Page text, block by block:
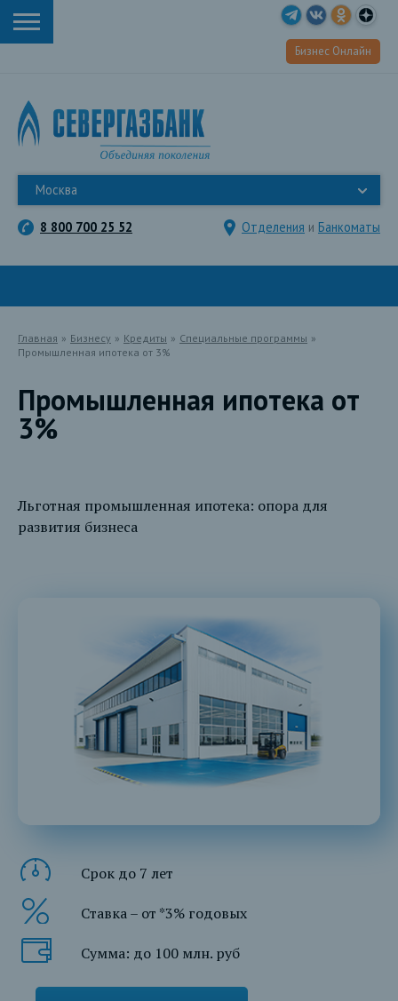
Бизнес Онлайн
Москва
8 800 700 25 52 Отделения и Банкоматы
Главная » Бизнесу » Кредиты » Специальные программы »
Промышленная ипотека от 3%
Промышленная ипотека от
3%
Льготная промышленная ипотека: опора для
развития бизнеса
Срок до 7 лет
Ставка – от *3% годовых
Сумма: до 100 млн. руб